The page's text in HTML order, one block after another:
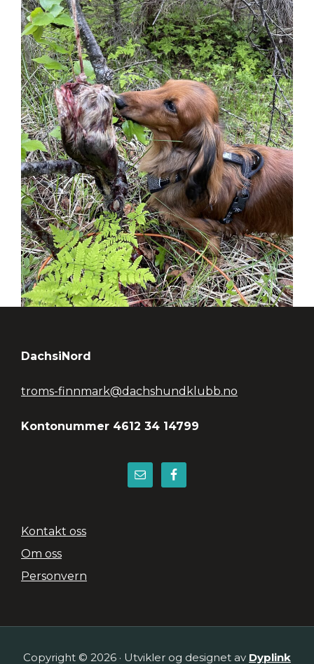
Footer
DachsiNord
troms-finnmark@dachshundklubb.no
Kontonummer 4612 34 14799
Kontakt oss
Om oss
Personvern
Copyright © 2026 · Utvikler og designet av Dyplink